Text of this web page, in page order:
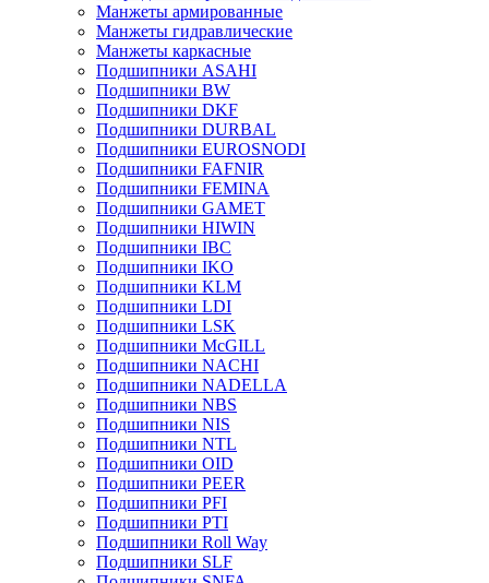
Манжеты армированные
Манжеты гидравлические
Манжеты каркасные
Подшипники ASAHI
Подшипники BW
Подшипники DKF
Подшипники DURBAL
Подшипники EUROSNODI
Подшипники FAFNIR
Подшипники FEMINA
Подшипники GAMET
Подшипники HIWIN
Подшипники IBC
Подшипники IKO
Подшипники KLM
Подшипники LDI
Подшипники LSK
Подшипники McGILL
Подшипники NACHI
Подшипники NADELLA
Подшипники NBS
Подшипники NIS
Подшипники NTL
Подшипники OID
Подшипники PEER
Подшипники PFI
Подшипники PTI
Подшипники Roll Way
Подшипники SLF